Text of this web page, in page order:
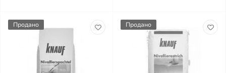
Продано Продано